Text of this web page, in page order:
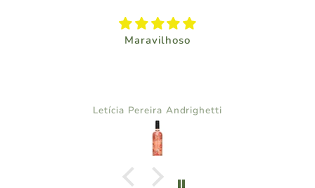
Maravilhoso
Letícia Pereira Andrighetti